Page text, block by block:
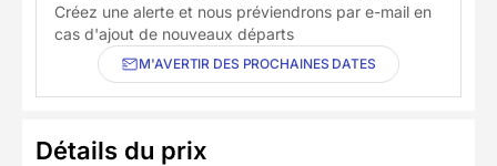
Créez une alerte et nous préviendrons par e-mail en
cas d'ajout de nouveaux départs
M'AVERTIR DES PROCHAINES DATES
Détails du prix